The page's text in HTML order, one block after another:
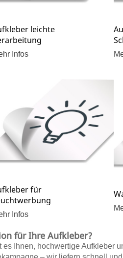
leichte
Infos
für
Infos
für Ihre Aufkleber?
es Ihnen, hochwertigeAufkleber